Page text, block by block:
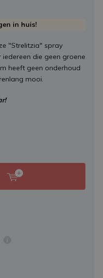
in huis!
"Strelitzia" spray
die geen groene
heeft geen onderhoud
mooi.